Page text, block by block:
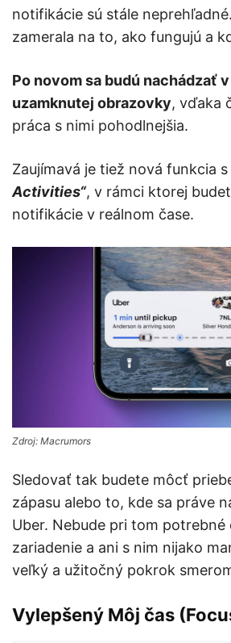
notifikácie sú stále
zamerala na to, ako fungujú a
Po novom sa budú nachádzať
uzamknutej obrazovky, vďaka
práca s nimi pohodlnejšia.
Zaujímavá je tiež nová funkcia
Activities“, v rámci ktorej
notifikácie v reálnom čase.
Zdroj: Macrumors
Sledovať tak budete môcť
zápasu alebo to, kde sa práve
Uber. Nebude pri tom potrebné
zariadenie a ani s nim nijako
veľký a užitočný pokrok
Vylepšený Môj čas